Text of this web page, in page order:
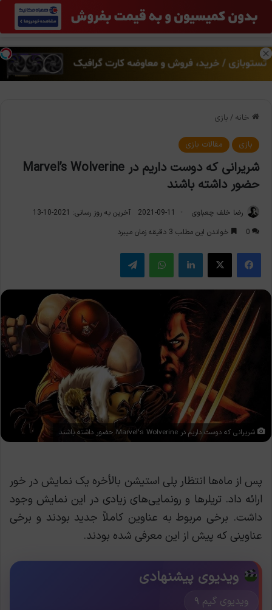
منو
خانه / بازی
بازی مقالات بازی
شریرانی که دوست داریم در Marvel’s Wolverine
حضور داشته باشند
رضا خلف چعباوی 2021-09-11
آخرین به روز رسانی: 2021-10-13
0
خواندن این مطلب 3 دقیقه زمان میبرد
فیس بوک X لینکدین واتس آپ تلگرام
شریرانی که دوست داریم در Marvel's Wolverine حضور داشته باشند
پس از ماه‌ها انتظار پلی استیشن بالأخره یک نمایش در خور
ارائه داد. تریلرها و رونمایی‌های زیادی در این نمایش وجود
داشت. برخی مربوط به عناوین کاملاََ جدید بودند و برخی
عناوینی که پیش از این معرفی شده بودند.
ویدیوی پیشنهادی
ویدیوی گیم ۹